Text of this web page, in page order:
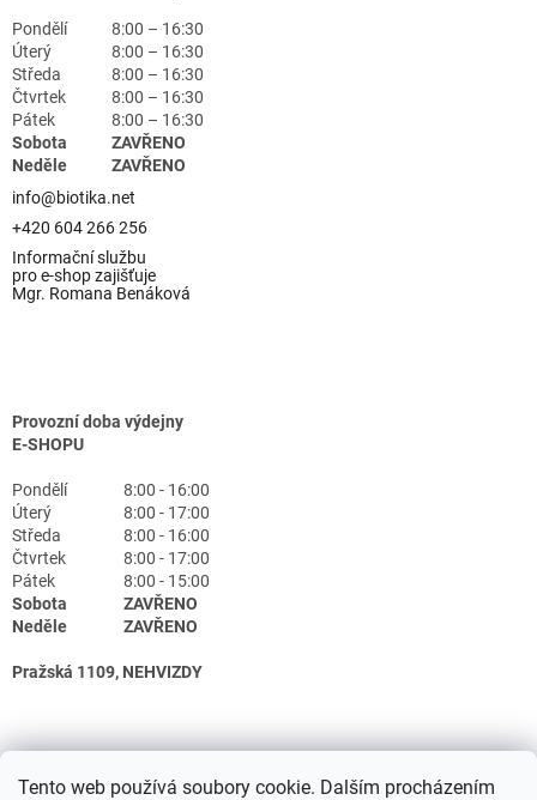
Tento web používá soubory cookie. Dalším procházením
Pondělí
8:00 – 16:30
Úterý
8:00 – 16:30
Středa
8:00 – 16:30
Čtvrtek
8:00 – 16:30
Pátek
8:00 – 16:30
Sobota
ZAVŘENO
Neděle
ZAVŘENO
info@biotika.net
+420 604 266 256
Informační službu
pro e-shop zajišťuje
Mgr. Romana Benáková
Provozní doba výdejny
E-SHOPU
Pondělí
8:00 - 16:00
Úterý
8:00 - 17:00
Středa
8:00 - 16:00
Čtvrtek
8:00 - 17:00
Pátek
8:00 - 15:00
Sobota
ZAVŘENO
Neděle
ZAVŘENO
Pražská 1109, NEHVIZDY